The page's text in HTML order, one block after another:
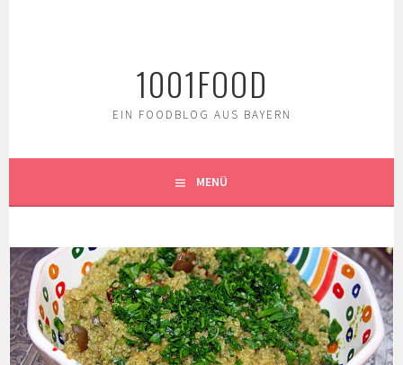
1001FOOD
EIN FOODBLOG AUS BAYERN
MENÜ